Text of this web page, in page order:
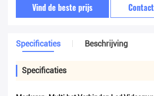
Vind de beste prijs
Specificaties Beschrijving
Specificaties